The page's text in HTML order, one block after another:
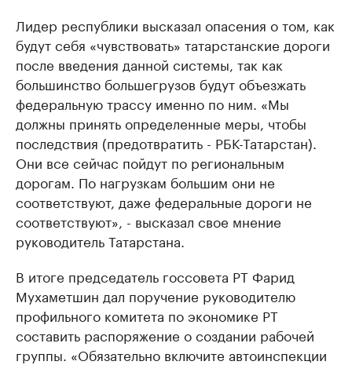
Лидер республики высказал опасения о том, как
будут себя «чувствовать» татарстанские дороги
после введения данной системы, так как
большинство большегрузов будут объезжать
федеральную трассу именно по ним. «Мы
должны принять определенные меры, чтобы
последствия (предотвратить - РБК-Татарстан).
Они все сейчас пойдут по региональным
дорогам. По нагрузкам большим они не
соответствуют, даже федеральные дороги не
соответствуют», - высказал свое мнение
руководитель Татарстана.
В итоге председатель госсовета РТ Фарид
Мухаметшин дал поручение руководителю
профильного комитета по экономике РТ
составить распоряжение о создании рабочей
группы. «Обязательно включите автоинспекции